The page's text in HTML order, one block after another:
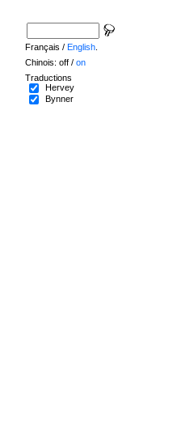
Français / English
Chinois: off / on
Traductions
Hervey
Bynner